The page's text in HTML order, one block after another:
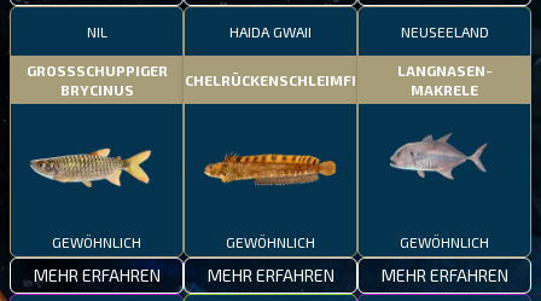
NIL
GROSSSCHUPPIGER
BRYCINUS
GEWÖHNLICH
MEHR ERFAHREN
HAIDA GWAII
STACHELRÜCKENSCHLEIMFISCH
GEWÖHNLICH
MEHR ERFAHREN
NEUSEELAND
LANGNASEN-
MAKRELE
GEWÖHNLICH
MEHR ERFAHREN